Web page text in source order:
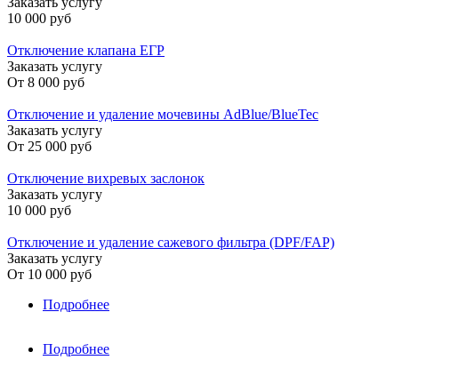
10 000 руб
Отключение клапана ЕГР
Заказать услугу
От 8 000 руб
Отключение и удаление мочевины AdBlue/BlueTec
Заказать услугу
От 25 000 руб
Отключение вихревых заслонок
Заказать услугу
10 000 руб
Отключение и удаление сажевого фильтра (DPF/FAP)
Заказать услугу
От 10 000 руб
Подробнее
Подробнее